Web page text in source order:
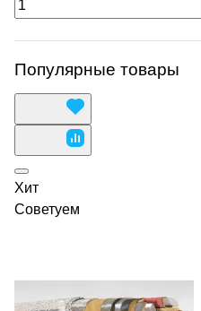
Популярные товары
Хит
Советуем